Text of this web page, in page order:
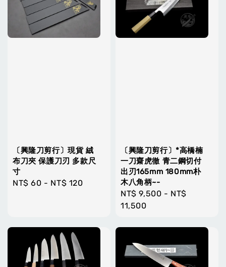
〔興隆刀剪行〕現貨 絨
布刀夾 保護刀刃 多款尺
寸
Regular
NT$ 60 - NT$ 120
〔興隆刀剪行〕*高橋楠
一刀齋虎徹 青二鋼切付
出刃165mm 180mm朴
木八角柄~-
Regular
price
NT$ 9,500 - NT$
11,500